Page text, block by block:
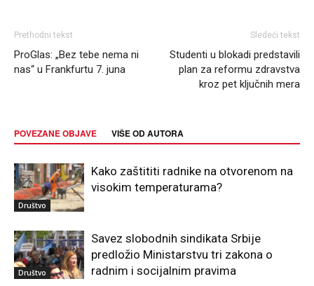
Prethodni tekst
ProGlas: „Bez tebe nema ni
nas“ u Frankfurtu 7. juna
Sledeći tekst
Studenti u blokadi predstavili
plan za reformu zdravstva
kroz pet ključnih mera
POVEZANE OBJAVE VIŠE OD AUTORA
Društvo
Kako zaštititi radnike na otvorenom na
visokim temperaturama?
Društvo
Savez slobodnih sindikata Srbije
predložio Ministarstvu tri zakona o
radnim i socijalnim pravima